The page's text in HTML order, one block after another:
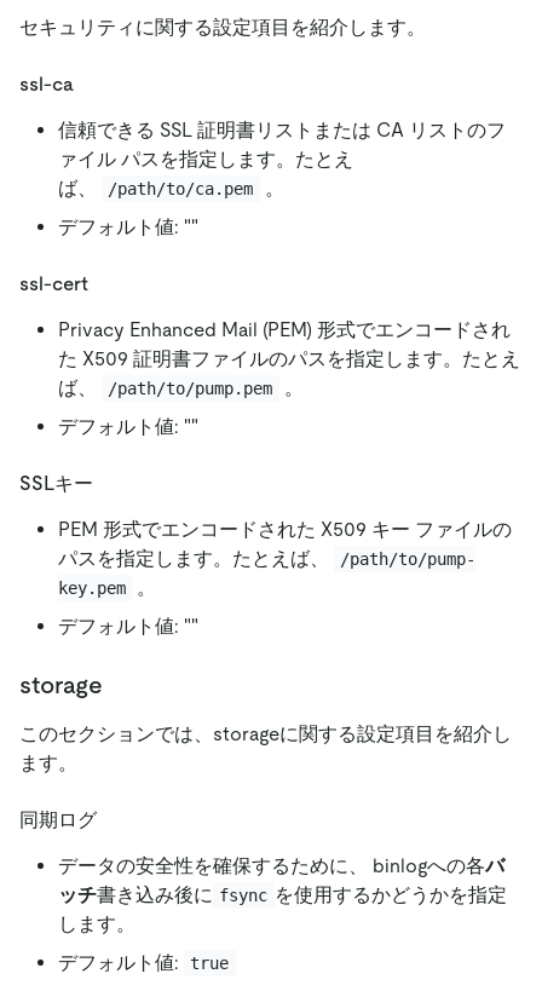
セキュリティに関する設定項目を紹介します。
ssl-ca
信頼できる SSL 証明書リストまたは CA リストのフ
ァイル パスを指定します。たとえ
ば、
/path/to/ca.pem
。
デフォルト値: ""
ssl-cert
Privacy Enhanced Mail (PEM) 形式でエンコードされ
た X509 証明書ファイルのパスを指定します。たとえ
ば、
/path/to/pump.pem
。
デフォルト値: ""
SSLキー
PEM 形式でエンコードされた X509 キー ファイルの
パスを指定します。たとえば、
/path/to/pump-
key.pem
。
デフォルト値: ""
storage
このセクションでは、storageに関する設定項目を紹介し
ます。
同期ログ
データの安全性を確保するために、 binlogへの各バ
ッチ書き込み後に fsync を使用するかどうかを指定
します。
デフォルト値:
true